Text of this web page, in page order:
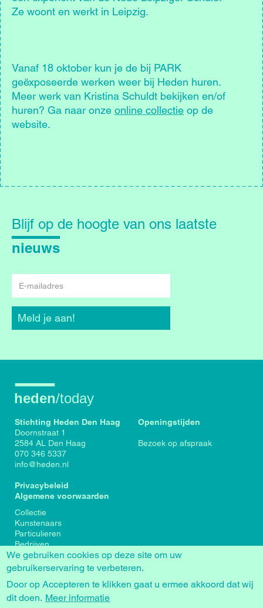
Ze woont en werkt in Leipzig.
Vanaf 18 oktober kun je de bij PARK
geëxposeerde werken weer bij Heden huren.
Meer werk van Kristina Schuldt bekijken en/of
huren? Ga naar onze online collectie op de
website.
op
de
hoogte
Blijf op de hoogte van ons laatste
nieuws
mailadres
Meld je aan!
Stichting Heden Den Haag
Doornstraat 1
2584 AL Den Haag
070 346 5337
info@heden.nl
Privacybeleid
Algemene voorwaarden
Openingstijden
Bezoek op afspraak
Voet
Collectie
Kunstenaars
Particulieren
Bedrijven
Tentoonstellingen
Actueel
About us
Contact
We gebruiken cookies op deze site om uw
gebruikerservaring te verbeteren.
Door op Accepteren te klikken gaat u ermee akkoord dat wij
dit doen. Meer informatie